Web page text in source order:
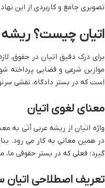
تصویری جامع و کاربردی از این
اتیان چیست؟
برای درک دقیق اتیان در حقوق،
موازین شرعی و قضایی پرداخته
است که در بستر دادگاه، نقشی
معنای لغوی اتیان
واژه اتیان از ریشه عربی أتی به
در همین معانی به کار می رود.
گیرد؛ فعلی که در بستر حقوقی
تعریف اصطلاحی